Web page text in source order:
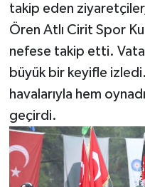
takip eden
Ören Atlı Cirit Spor
nefese takip etti.
büyük bir keyifle
havalarıyla hem
geçirdi.
Turizm
Yaşam